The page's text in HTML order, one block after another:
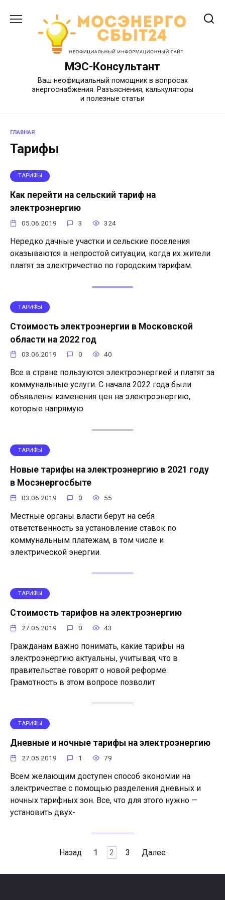
содержанию
МЭС-Консультант
Ваш неофициальный помощник в вопросах
энергоснабжения. Разъяснения, калькуляторы
и полезные статьи
ГЛАВНАЯ
Тарифы
ТАРИФЫ
Как перейти на сельский тариф на
электроэнергию
05.06.2019 3 324
Нередко дачные участки и сельские поселения
оказываются в непростой ситуации, когда их жители
платят за электричество по городским тарифам.
ТАРИФЫ
Стоимость электроэнергии в Московской
области на 2022 год
03.06.2019 0 40
Все в стране пользуются электроэнергией и платят за
коммунальные услуги. С начала 2022 года были
объявлены изменения цен на электроэнергию,
которые напрямую
ТАРИФЫ
Новые тарифы на электроэнергию в 2021 году
в Мосэнергосбыте
03.06.2019 0 55
Местные органы власти берут на себя
ответственность за установление ставок по
коммунальным платежам, в том числе и
электрической энергии.
ТАРИФЫ
Стоимость тарифов на электроэнергию
27.05.2019 0 43
Гражданам важно понимать, какие тарифы на
электроэнергию актуальны, учитывая, что в
правительстве говорят о новой реформе.
Грамотность в этом вопросе позволит
ТАРИФЫ
Дневные и ночные тарифы на электроэнергию
27.05.2019 1 79
Всем желающим доступен способ экономии на
электричестве с помощью разделения дневных и
ночных тарифных зон. Все, что для этого нужно —
установить двух-
Назад 1 2 3 Далее